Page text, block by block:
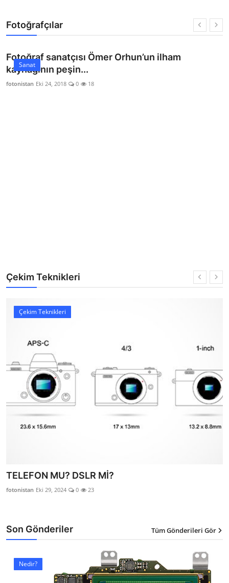
Fotoğrafçılar
Sanat
Fotoğraf sanatçısı Ömer Orhun’un ilham
kaynağının peşin...
fotonistan Eki 24, 2018 0 18
Çekim Teknikleri
Çekim Teknikleri
TELEFON MU? DSLR Mİ?
fotonistan Eki 29, 2024 0 23
Son Gönderiler Tüm Gönderileri Gör
Nedir?